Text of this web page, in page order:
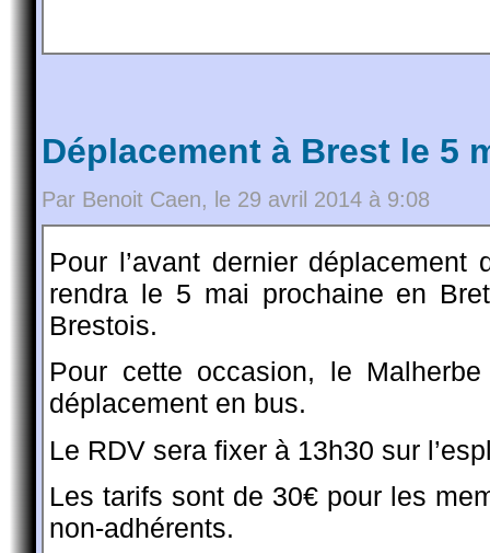
Déplacement à Brest le 5
Par Benoit Caen, le 29 avril 2014 à 9:08
Pour l’avant dernier
rendra le 5 mai prochaine en
Brestois.
Pour cette occasion, le
déplacement en bus.
Le RDV sera fixer à 13h30 sur
Les tarifs sont de 30€ pour les
non-adhérents.